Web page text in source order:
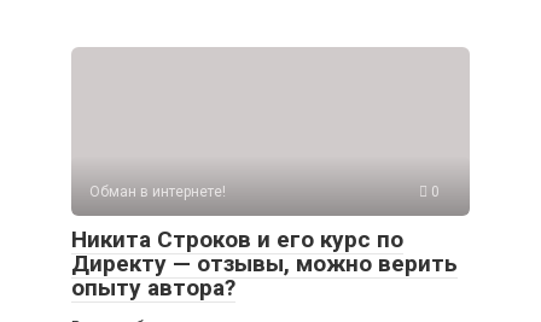
Обман в интернете! 0
Никита Строков и его курс по
Директу — отзывы, можно верить
опыту автора?